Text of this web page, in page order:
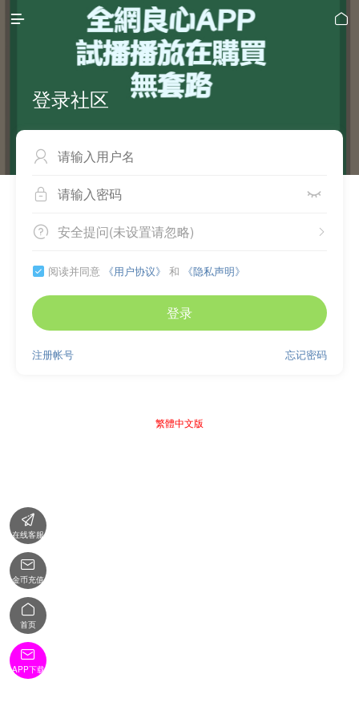
 
登录社区

 
 
安全提问(未设置请忽略)
 阅读并同意 《用户协议》 和 《隐私声明》
登录
忘记密码
注册帐号
繁體中文版

在线客服

金币充值

首页

APP下载